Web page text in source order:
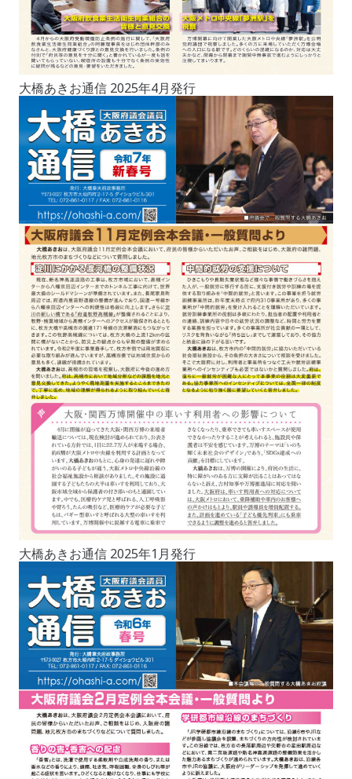
大橋あきお通信 2025年4月発行
大橋あきお通信 2025年1月発行